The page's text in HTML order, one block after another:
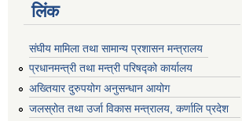
लिंक
संघीय मामिला तथा सामान्य प्रशासन मन्त्रालय
प्रधानमन्त्री तथा मन्त्री परिषद्को कार्यालय
अख्तियार दुरुपयोग अनुसन्धान आयोग
जलस्रोत तथा उर्जा विकास मन्त्रालय, कर्णालि प्रदेश